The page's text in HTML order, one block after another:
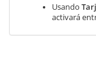
Usando
activará